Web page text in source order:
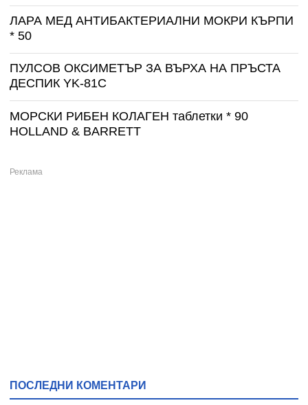
ЛАРА МЕД АНТИБАКТЕРИАЛНИ МОКРИ КЪРПИ
* 50
ПУЛСОВ ОКСИМЕТЪР ЗА ВЪРХА НА ПРЪСТА
ДЕСПИК YK-81C
МОРСКИ РИБЕН КОЛАГЕН таблетки * 90
HOLLAND & BARRETT
ПОСЛЕДНИ КОМЕНТАРИ